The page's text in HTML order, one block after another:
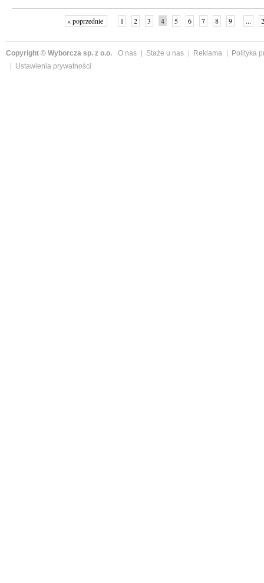
« poprzednie 1 2 3 4 5 6 7 8 9 ...
Copyright © Wyborcza sp. z o.o. O nas Staże u nas Reklama
Polityka
Ustawienia prywatności